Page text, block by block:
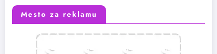
Mesto za reklamu